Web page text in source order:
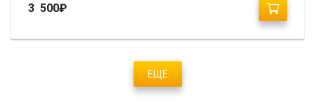
3 500₽
ЕЩЕ